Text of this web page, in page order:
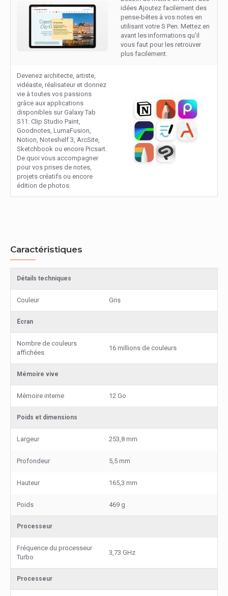
idées Ajoutez facilement des
pense-bêtes à vos notes en
utilisant votre S Pen. Mettez en
avant les informations qu'il
vous faut pour les retrouver
plus facilement.
Devenez architecte, artiste,
vidéaste, réalisateur et donnez
vie à toutes vos passions
grâce aux applications
disponibles sur Galaxy Tab
S11: Clip Studio Paint,
Goodnotes, LumaFusion,
Notion, Noteshelf 3, ArcSite,
Sketchbook ou encore Picsart.
De quoi vous accompagner
pour vos prises de notes,
projets créatifs ou encore
édition de photos.
Caractéristiques
Détails techniques
Couleur Gris
Écran
Nombre de couleurs
affichées
16 millions de couleurs
Mémoire vive
Mémoire interne 12 Go
Poids et dimensions
Largeur 253,8 mm
Profondeur 5,5 mm
Hauteur 165,3 mm
Poids 469 g
Processeur
Fréquence du processeur
Turbo
3,73 GHz
Processeur